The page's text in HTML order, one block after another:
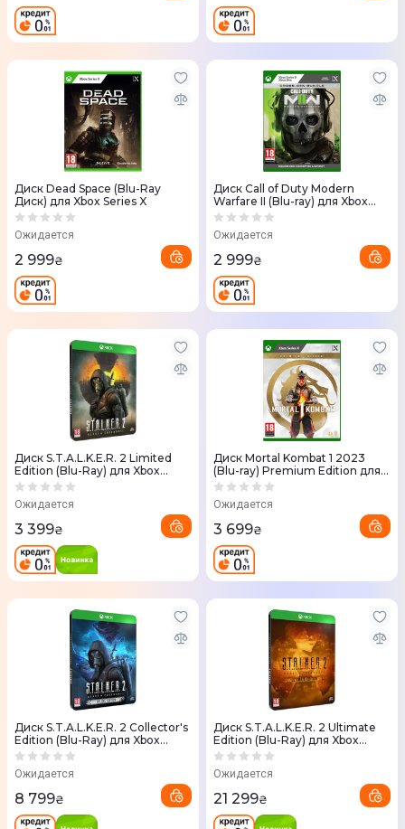
Диск Dead Space (Blu-Ray
Диск) для Xbox Series X
Ожидается
2 999₴
Диск Call of Duty Modern
Warfare II (Blu-ray) для Xbox
Series X One
Ожидается
2 999₴
Диск S.T.A.L.K.E.R. 2 Limited
Edition (Blu-Ray) для Xbox
Series X
Ожидается
3 399₴
Диск Mortal Kombat 1 2023
(Blu-ray) Premium Edition для
Xbox Series X
Ожидается
3 699₴
Диск S.T.A.L.K.E.R. 2 Collector's
Edition (Blu-Ray) для Xbox
Series X
Ожидается
8 799₴
Диск S.T.A.L.K.E.R. 2 Ultimate
Edition (Blu-Ray) для Xbox
Series X
Ожидается
21 299₴